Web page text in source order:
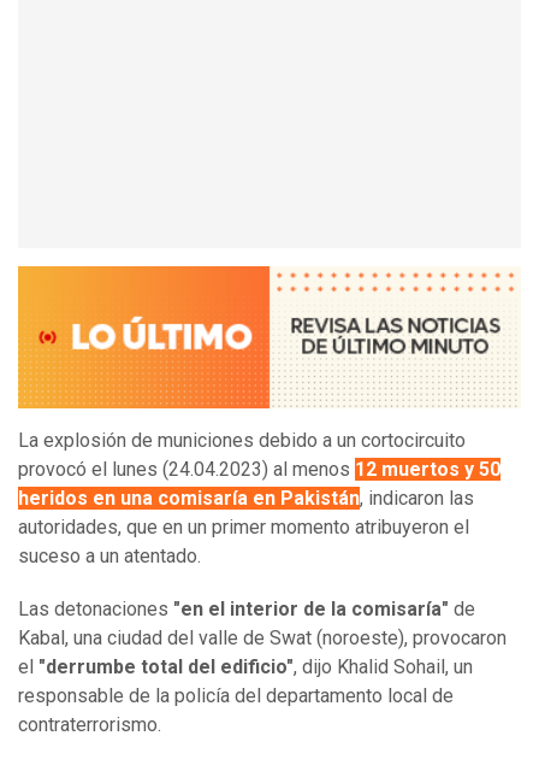
La explosión de municiones debido a un cortocircuito
provocó el lunes (24.04.2023) al menos 12 muertos y 50
heridos en una comisaría en Pakistán, indicaron las
autoridades, que en un primer momento atribuyeron el
suceso a un atentado.
Las detonaciones "en el interior de la comisaría" de
Kabal, una ciudad del valle de Swat (noroeste), provocaron
el "derrumbe total del edificio", dijo Khalid Sohail, un
responsable de la policía del departamento local de
contraterrorismo.